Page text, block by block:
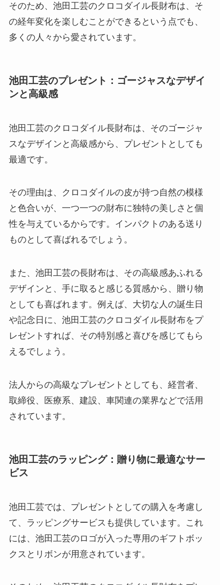
そのため、池田工芸のクロコダイル長財布は、そ
の経年変化を楽しむことができるという点でも、
多くの人々から愛されています。
池田工芸のプレゼント：ゴージャスなデザイ
ンと高級感
池田工芸のクロコダイル長財布は、そのゴージャ
スなデザインと高級感から、プレゼントとしても
最適です。
その理由は、クロコダイルの皮が持つ自然の模様
と色合いが、一つ一つの財布に独特の美しさと個
性を与えているからです。インパクトのある送り
ものとして喜ばれるでしょう。
また、池田工芸の長財布は、その高級感あふれる
デザインと、手に取ると感じる質感から、贈り物
としても喜ばれます。例えば、大切な人の誕生日
や記念日に、池田工芸のクロコダイル長財布をプ
レゼントすれば、その特別感と喜びを感じてもら
えるでしょう。
法人からの高級なプレゼントとしても、経営者、
取締役、医療系、建設、車関連の業界などで活用
されています。
池田工芸のラッピング：贈り物に最適なサー
ビス
池田工芸では、プレゼントとしての購入を考慮し
て、ラッピングサービスも提供しています。これ
には、池田工芸のロゴが入った専用のギフトボッ
クスとリボンが用意されています。